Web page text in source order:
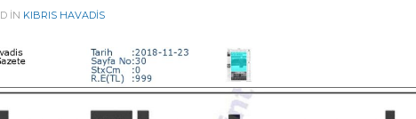
IN KIBRIS HAVADİS